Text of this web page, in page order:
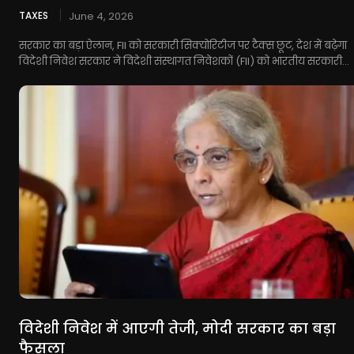
TAXES
June 4, 2026
सरकार का बड़ा ऐलान, FII को सरकारी सिक्योरिटीज पर टैक्स छूट, देश में बढ़ेगा
विदेशी निवेश सरकार ने विदेशी संस्थागत निवेशकों (FII) को भारतीय सरकारी...
विदेशी निवेश में आएगी तेजी, मोदी सरकार का बड़ा
फैसला